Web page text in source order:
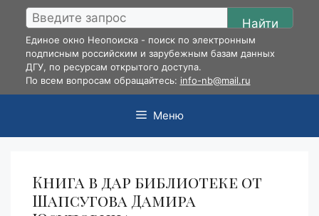
Перейти
содержимому
Найти
Единое окно Неопоиска - поиск по электронным
подписным российским и зарубежным базам данных
ДГУ, по ресурсам открытого доступа.
По всем вопросам обращайтесь: info-nb@mail.ru
Меню
Книга в дар библиотеке от
Шапсугова Дамира